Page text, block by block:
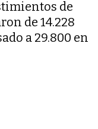
de
de 14.228
a 29.800 en